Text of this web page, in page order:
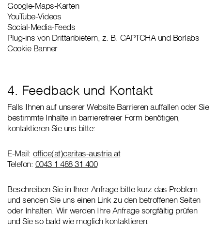
Google-Maps-Karten
YouTube-Videos
Social-Media-Feeds
Plug-ins von Drittanbietern, z. B. CAPTCHA und Borlabs
Cookie Banner
4. Feedback und Kontakt
Falls Ihnen auf unserer Website Barrieren auffallen oder Sie
bestimmte Inhalte in barrierefreier Form benötigen,
kontaktieren Sie uns bitte:
E-Mail: office(at)caritas-austria.at
Telefon: 0043 1 488 31 400
Beschreiben Sie in Ihrer Anfrage bitte kurz das Problem
und senden Sie uns einen Link zu den betroffenen Seiten
oder Inhalten. Wir werden Ihre Anfrage sorgfältig prüfen
und Sie so bald wie möglich kontaktieren.